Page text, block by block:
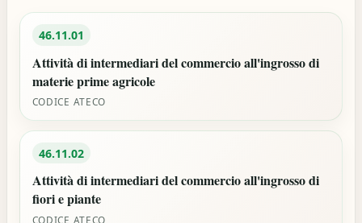
46.11.01
Attività di intermediari del commercio all'ingrosso di
materie prime agricole
CODICE ATECO
46.11.02
Attività di intermediari del commercio all'ingrosso di
fiori e piante
CODICE ATECO